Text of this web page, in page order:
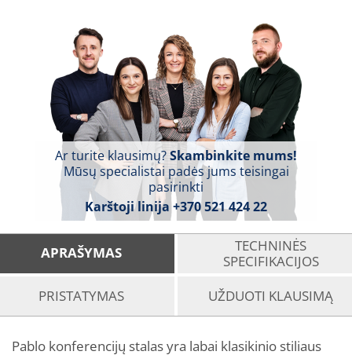
Ar turite klausimų?Skambinkite mums!
Mūsų specialistai padės jums teisingai
pasirinkti
Karštoji linija +370 521 424 22
APRAŠYMAS
TECHNINĖS
SPECIFIKACIJOS
PRISTATYMAS
UŽDUOTI KLAUSIMĄ
Pablo konferencijų stalas yra labai klasikinio stiliaus